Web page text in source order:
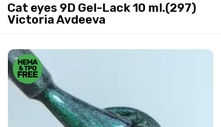
Cat eyes 9D Gel-Lack 10 ml.(297)
Victoria Avdeeva